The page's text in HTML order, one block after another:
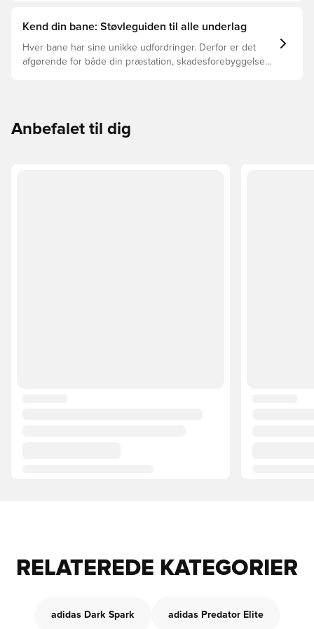
Kend din bane: Støvleguiden til alle underlag
Hver bane har sine unikke udfordringer. Derfor er det
afgørende for både din præstation, skadesforebyggelse
Anbefalet til dig
RELATEREDE KATEGORIER
adidas Dark Spark adidas Predator Elite